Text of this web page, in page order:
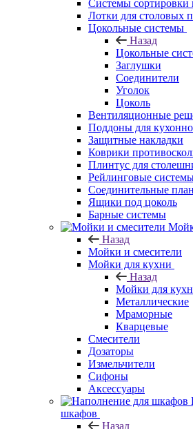
Системы сортировки
Лотки для столовых
Цокольные системы
Назад
Цокольные
Заглушки
Соединители
Уголок
Цоколь
Вентиляционные
Поддоны для
Защитные накладки
Коврики
Плинтус для
Рейлинговые
Соединительные
Ящики под цоколь
Барные системы
Назад
Мойки и смесители
Мойки для кухни
Назад
Мойки для
Металлические
Мраморные
Кварцевые
Смесители
Дозаторы
Измельчители
Сифоны
Аксессуары
шкафов
Назад